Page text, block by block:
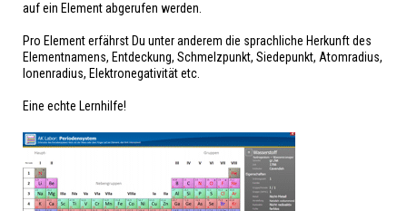
auf ein Element abgerufen werden.
Pro Element erfährst Du unter anderem die sprachliche Herkunft des
Elementnamens, Entdeckung, Schmelzpunkt, Siedepunkt, Atomradius,
Ionenradius, Elektronegativität etc.
Eine echte Lernhilfe!